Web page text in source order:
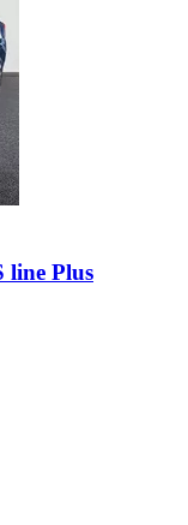
line Plus